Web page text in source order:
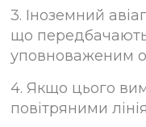
3. Іноземний
що
уповноваженим
4. Якщо цього
повітряними